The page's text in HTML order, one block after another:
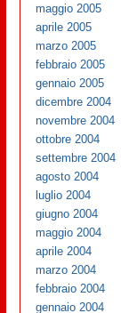
maggio 2005
aprile 2005
marzo 2005
febbraio 2005
gennaio 2005
dicembre 2004
novembre 2004
ottobre 2004
settembre 2004
agosto 2004
luglio 2004
giugno 2004
maggio 2004
aprile 2004
marzo 2004
febbraio 2004
gennaio 2004